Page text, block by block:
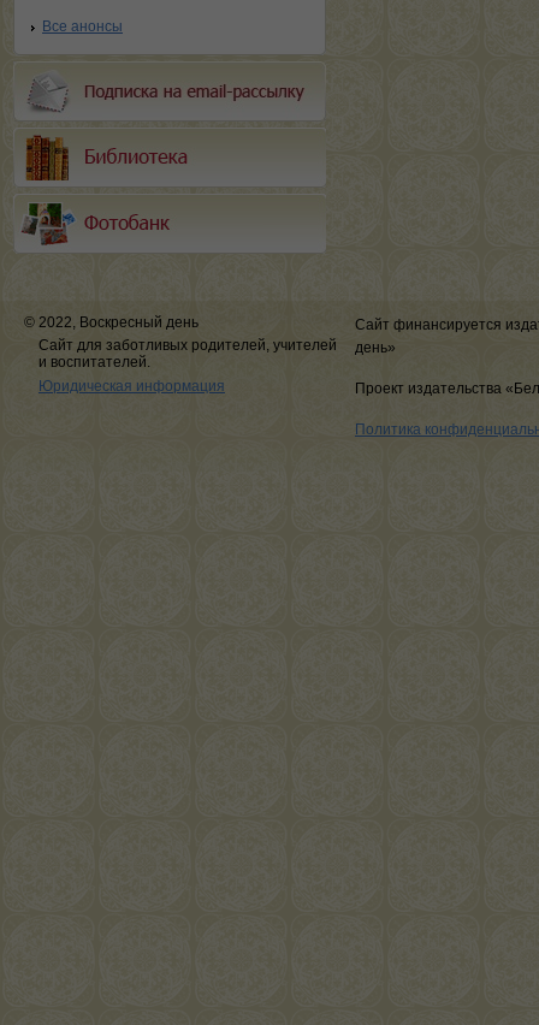
Все анонсы
© 2022, Воскресный день
Сайт для заботливых родителей, учителей
и воспитателей.
Юридическая информация
Сайт финансируется
день»
Проект издательства
Политика